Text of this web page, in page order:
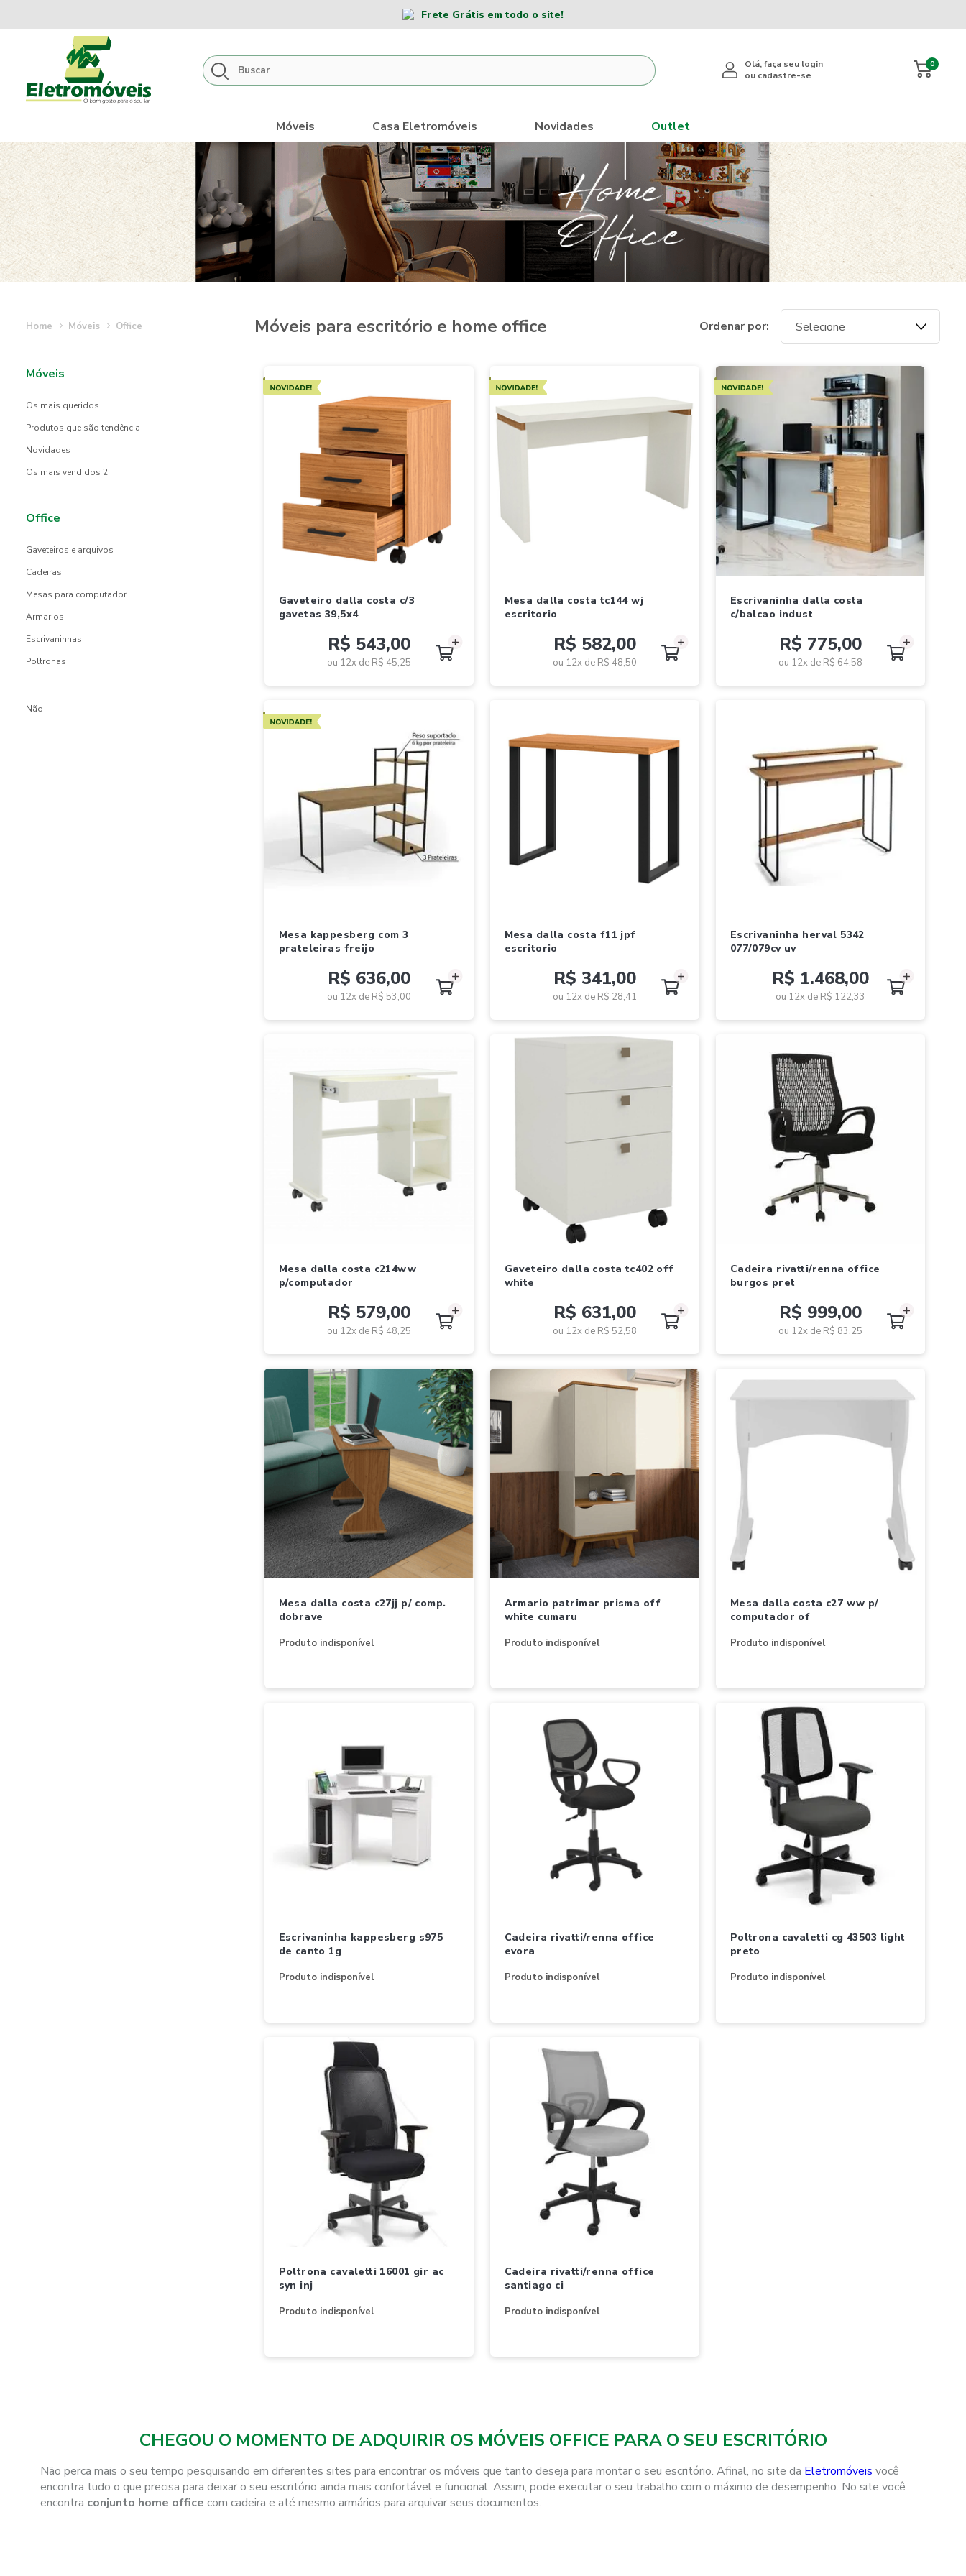
Frete Grátis em todo o site!
0
Móveis Casa Eletromóveis Novidades Outlet
móveis office móveis para escritório e home office
móveis
os mais queridos
produtos que são tendência
novidades
os mais vendidos 2
office
gaveteiros e arquivos
cadeiras
mesas para computador
armarios
escrivaninhas
poltronas
não
Novidades
gaveteiro dalla costa c/3
gavetas 39,5x4
R$ 543,00
ou 12x de R$ 45,25
Novidades
mesa dalla costa tc144 wj
escritorio
R$ 582,00
ou 12x de R$ 48,50
Novidades
escrivaninha dalla costa
c/balcao indust
R$ 775,00
ou 12x de R$ 64,58
Novidades
mesa kappesberg com 3
prateleiras freijo
R$ 636,00
ou 12x de R$ 53,00
mesa dalla costa f11 jpf
escritorio
R$ 341,00
ou 12x de R$ 28,41
escrivaninha herval 5342
077/079cv uv
R$ 1.468,00
ou 12x de R$ 122,33
mesa dalla costa c214ww
p/computador
R$ 579,00
ou 12x de R$ 48,25
gaveteiro dalla costa tc402 off
white
R$ 631,00
ou 12x de R$ 52,58
cadeira rivatti/renna office
burgos pret
R$ 999,00
ou 12x de R$ 83,25
mesa dalla costa c27jj p/ comp.
dobrave
Produto indisponível
armario patrimar prisma off
white cumaru
Produto indisponível
mesa dalla costa c27 ww p/
computador of
Produto indisponível
escrivaninha kappesberg s975
de canto 1g
Produto indisponível
cadeira rivatti/renna office
evora
Produto indisponível
poltrona cavaletti cg 43503 light
preto
Produto indisponível
poltrona cavaletti 16001 gir ac
syn inj
Produto indisponível
cadeira rivatti/renna office
santiago ci
Produto indisponível
CHEGOU O MOMENTO DE ADQUIRIR OS MÓVEIS OFFICE PARA O SEU ESCRITÓRIO
Não perca mais o seu tempo pesquisando em diferentes sites para encontrar os móveis que tanto deseja para montar o seu escritório. Afinal, no site da Eletromóveis você
encontra tudo o que precisa para deixar o seu escritório ainda mais confortável e funcional. Assim, pode executar o seu trabalho com o máximo de desempenho. No site você
encontra conjunto home office com cadeira e até mesmo armários para arquivar seus documentos.